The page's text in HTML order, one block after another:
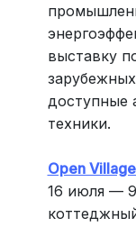
выставку
доступные
техники.
Open
16 июля —